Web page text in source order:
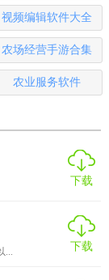
励，好友赚
式就在小白赚
白赚钱APP打
一个16.66的红
视频编辑软件大全
农场经营手游合集
农业服务软件
下载
下载